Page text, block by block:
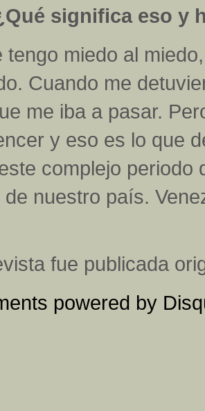
significa eso y
miedo al
Cuando me
me iba a pasar.
y eso es lo que
complejo periodo
de nuestro país.
fue publicada
powered by